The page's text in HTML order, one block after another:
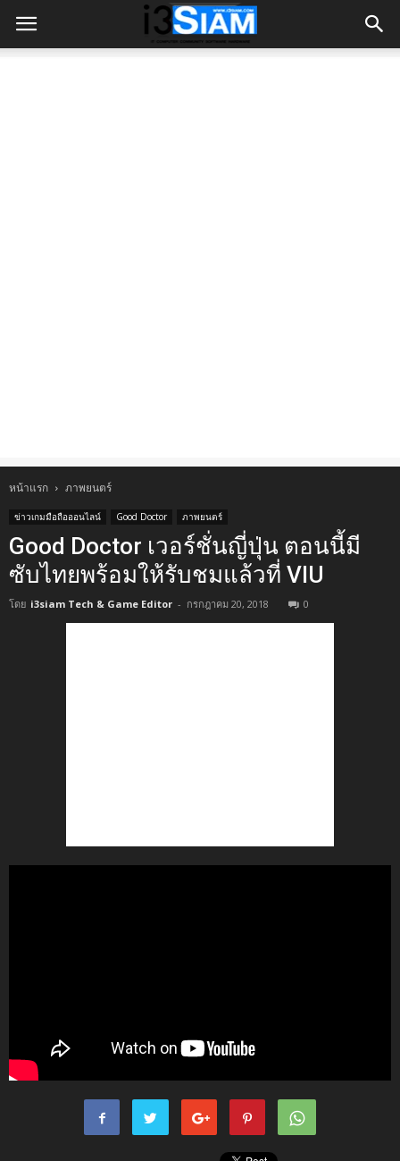
หน้าแรก ภาพยนตร์
ข่าวเกมมือถือออนไลน์ Good Doctor ภาพยนตร์
Good Doctor เวอร์ชั่นญี่ปุ่น ตอนนี้มี
ซับไทยพร้อมให้รับชมแล้วที่ VIU
โดย i3siam Tech & Game Editor - กรกฎาคม 20, 2018 0